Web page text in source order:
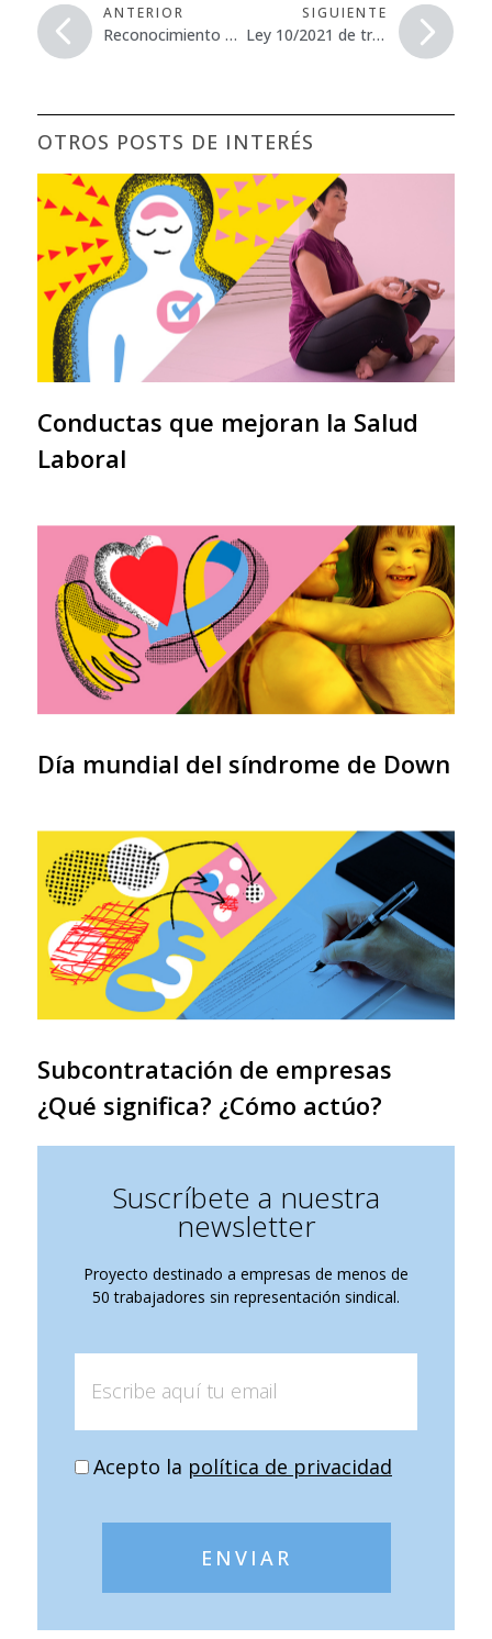
ANTERIOR
Reconocimiento de los psicólogos, pedagogos y psicopedagogos como orientadores de centros concertados de Educación Especial
SIGUIENTE
Ley 10/2021 de trabajo a distancia
OTROS POSTS DE INTERÉS
Conductas que mejoran la Salud
Laboral
Día mundial del síndrome de Down
Subcontratación de empresas
¿Qué significa? ¿Cómo actúo?
Suscríbete a nuestra
newsletter
Proyecto destinado a empresas de menos de
50 trabajadores sin representación sindical.
Acepto la política de privacidad
ENVIAR